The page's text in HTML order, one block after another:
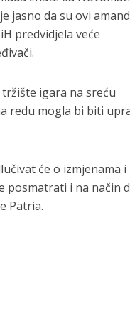
jasno da su ovi
predvidjela veće
igara na sreću
redu mogla bi biti
će o izmjenama i
posmatrati i na način
Patria.